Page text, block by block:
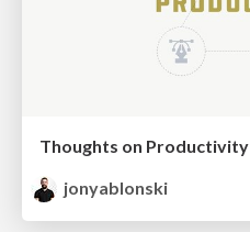
Thoughts on Productivity
jonyablonski